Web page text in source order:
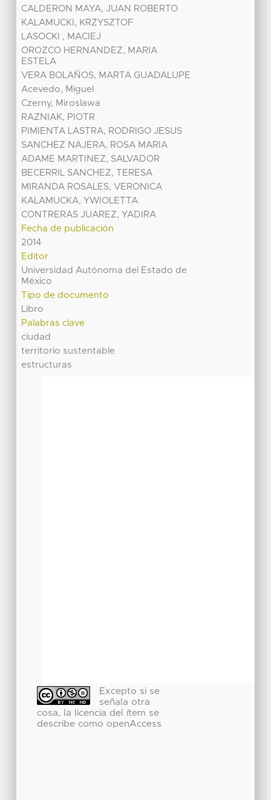
CALDERON MAYA, JUAN ROBERTO
KALAMUCKI, KRZYSZTOF
LASOCKI , MACIEJ
OROZCO HERNANDEZ, MARIA
ESTELA
VERA BOLAÑOS, MARTA GUADALUPE
Acevedo, Miguel
Czerny, Miroslawa
RAZNIAK, PIOTR
PIMIENTA LASTRA, RODRIGO JESUS
SANCHEZ NAJERA, ROSA MARIA
ADAME MARTINEZ, SALVADOR
BECERRIL SANCHEZ, TERESA
MIRANDA ROSALES, VERONICA
KALAMUCKA, YWIOLETTA
CONTRERAS JUAREZ, YADIRA
Fecha de publicación
2014
Editor
Universidad Autónoma del Estado de
México
Tipo de documento
Libro
Palabras clave
ciudad
territorio sustentable
estructuras
Excepto si se
señala otra
cosa, la licencia del ítem se
describe como openAccess